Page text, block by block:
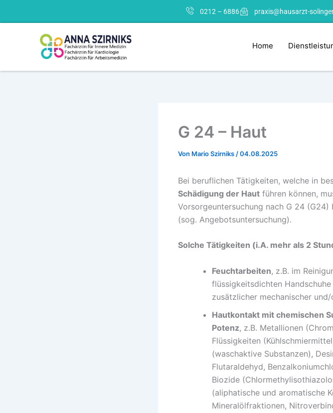
0212 – 6886 praxis@hausarzt-
Home
G 24 – Haut
Von Mario Szirniks /04.08.2025
Bei beruflichen Tätigkeiten, welche in
Schädigung der Haut führen können,
Vorsorgeuntersuchung nach G 24 (G24)
(sog. Angebotsuntersuchung).
Solche Tätigkeiten (i.A. mehr als 2
Feuchtarbeiten, z.B. im
flüssigkeitsdichten
zusätzlicher mechanischer
Hautkontakt mit chemischen
Potenz, z.B. Metallionen
Flüssigkeiten
(waschaktive Substanzen),
Flutaraldehyd,
Biozide
(aliphatische und aromatische
Mineralölfraktionen,